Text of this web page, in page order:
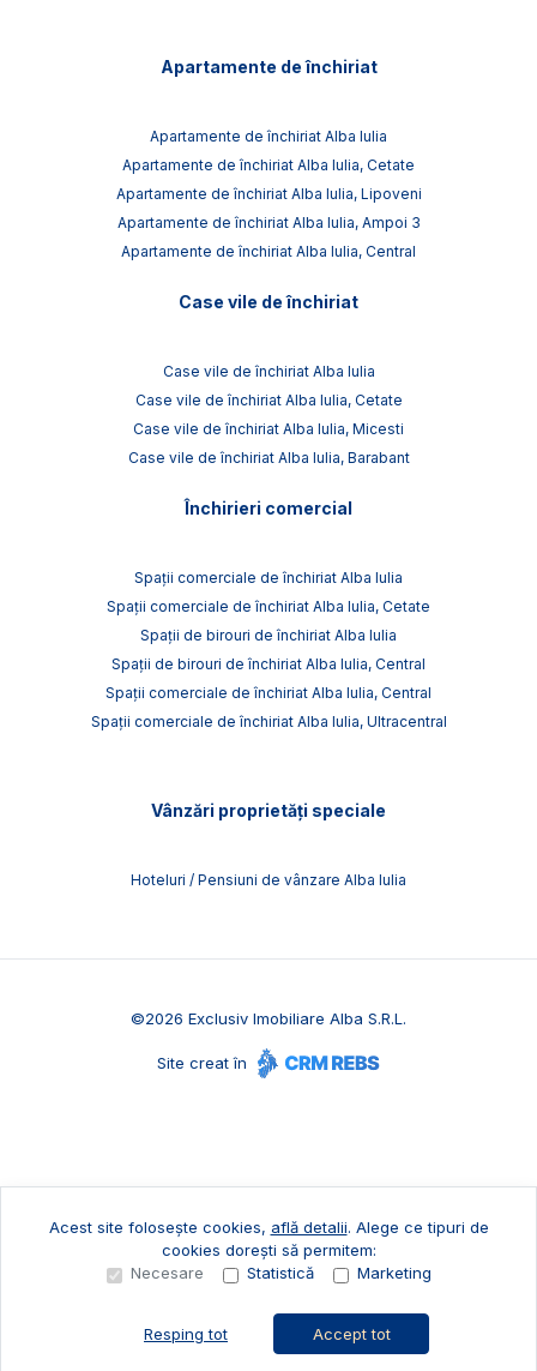
Sună acum Solicită vizionare
Apartamente de închiriat
Apartamente de închiriat Alba Iulia
Apartamente de închiriat Alba Iulia, Cetate
Apartamente de închiriat Alba Iulia, Lipoveni
Apartamente de închiriat Alba Iulia, Ampoi 3
Apartamente de închiriat Alba Iulia, Central
Case vile de închiriat
Case vile de închiriat Alba Iulia
Case vile de închiriat Alba Iulia, Cetate
Case vile de închiriat Alba Iulia, Micesti
Case vile de închiriat Alba Iulia, Barabant
Închirieri comercial
Spații comerciale de închiriat Alba Iulia
Spații comerciale de închiriat Alba Iulia, Cetate
Spații de birouri de închiriat Alba Iulia
Spații de birouri de închiriat Alba Iulia, Central
Spații comerciale de închiriat Alba Iulia, Central
Spații comerciale de închiriat Alba Iulia, Ultracentral
Vânzări proprietăți speciale
Hoteluri / Pensiuni de vânzare Alba Iulia
©2026 Exclusiv Imobiliare Alba S.R.L.
Site creat în
Acest site folosește cookies, află detalii. Alege ce tipuri de
cookies dorești să permitem:
Necesare
Statistică Marketing
Resping tot Accept tot